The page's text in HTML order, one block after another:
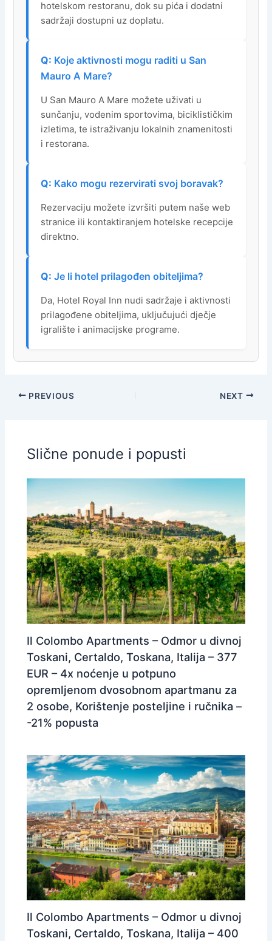
hotelskom restoranu, dok su pića i dodatni
sadržaji dostupni uz doplatu.
Koje aktivnosti mogu raditi u San
Mauro A Mare?
U San Mauro A Mare možete uživati u
sunčanju, vodenim sportovima, biciklističkim
izletima, te istraživanju lokalnih znamenitosti
i restorana.
Kako mogu rezervirati svoj boravak?
Rezervaciju možete izvršiti putem naše web
stranice ili kontaktiranjem hotelske recepcije
direktno.
Je li hotel prilagođen obiteljima?
Da, Hotel Royal Inn nudi sadržaje i aktivnosti
prilagođene obiteljima, uključujući dječje
igralište i animacijske programe.
PREVIOUS NEXT
Slične ponude i popusti
Il Colombo Apartments – Odmor u divnoj
Toskani, Certaldo, Toskana, Italija – 377
EUR – 4x noćenje u potpuno
opremljenom dvosobnom apartmanu za
2 osobe, Korištenje posteljine i ručnika –
-21% popusta
Il Colombo Apartments – Odmor u divnoj
Toskani, Certaldo, Toskana, Italija – 400